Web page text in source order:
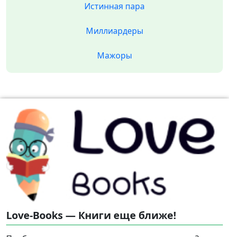
Истинная пара
Миллиардеры
Мажоры
Love-Books — Книги еще ближе!